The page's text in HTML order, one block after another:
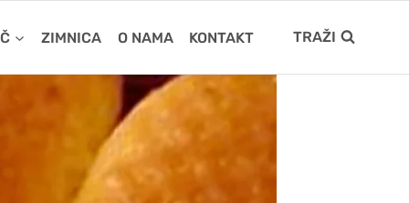
ZIMNICA O NAMA KONTAKT TRAŽI